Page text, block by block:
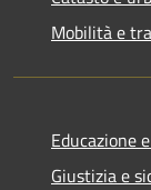
Mobilità e
Educazione
Giustizia e